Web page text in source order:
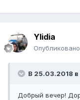
Ylidia
Опубликовано
В 25.03.2018 в
Добрый вечер!